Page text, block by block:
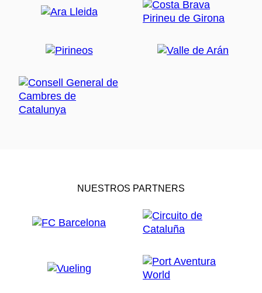
NUESTROS PARTNERS